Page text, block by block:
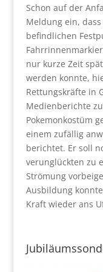
Schon auf der
Meldung ein,
befindlichen
nur kurze Zeit
werden konnte,
Rettungskräfte in
Medienberichte
Pokemonkostüm
einem zufällig
berichtet. Er soll
verunglückten zu
Strömung
Ausbildung
Kraft wieder ans